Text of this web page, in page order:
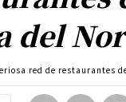
del
red de restaurantes